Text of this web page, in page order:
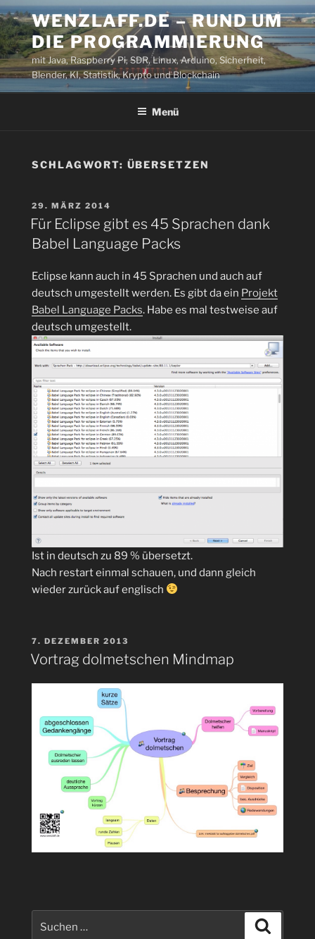
Zum
Inhalt
springen
WENZLAFF.DE – RUND UM
DIE PROGRAMMIERUNG
mit Java, Raspberry Pi, SDR, Linux, Arduino, Sicherheit,
Blender, KI, Statistik, Krypto und Blockchain
Menü
SCHLAGWORT: ÜBERSETZEN
VERÖFFENTLICHT
AM
29. MÄRZ 2014
Für Eclipse gibt es 45 Sprachen dank
Babel Language Packs
Eclipse kann auch in 45 Sprachen und auch auf
deutsch umgestellt werden. Es gibt da ein Projekt
Babel Language Packs. Habe es mal testweise auf
deutsch umgestellt.
Ist in deutsch zu 89 % übersetzt.
Nach restart einmal schauen, und dann gleich
wieder zurück auf englisch
VERÖFFENTLICHT
AM
7. DEZEMBER 2013
Vortrag dolmetschen Mindmap
nach: